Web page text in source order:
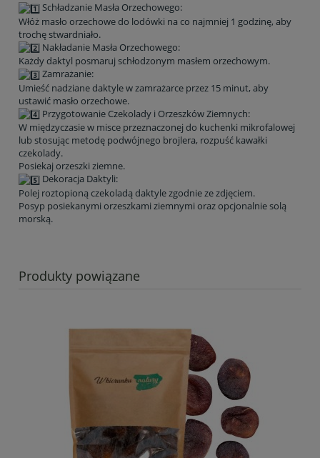
Produkty powiązane
Schładzanie Masła Orzechowego:
Włóż masło orzechowe do lodówki na co najmniej 1 godzinę, aby
trochę stwardniało.
Nakładanie Masła Orzechowego:
Każdy daktyl posmaruj schłodzonym masłem orzechowym.
Zamrażanie:
Umieść nadziane daktyle w zamrażarce przez 15 minut, aby
ustawić masło orzechowe.
Przygotowanie Czekolady i Orzeszków Ziemnych:
W międzyczasie w misce przeznaczonej do kuchenki mikrofalowej
lub stosując metodę podwójnego brojlera, rozpuść kawałki
czekolady.
Posiekaj orzeszki ziemne.
Dekoracja Daktyli:
Polej roztopioną czekoladą daktyle zgodnie ze zdjęciem.
Posyp posiekanymi orzeszkami ziemnymi oraz opcjonalnie solą
morską.